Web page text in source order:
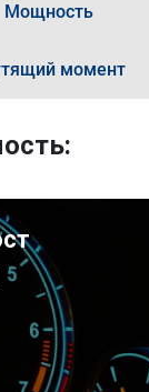
Мощность
момент